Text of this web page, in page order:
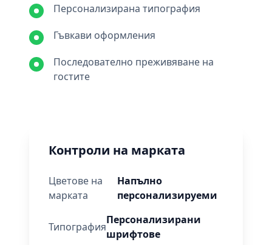
Контроли на марката
Цветове на
марката
Напълно
персонализируеми
Типография
Персонализирани
шрифтове
Персонализирана типография
Гъвкави оформления
Последователно преживяване на
гостите